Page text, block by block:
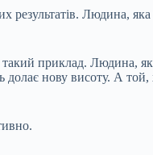
результатів. Людина,
приклад. Людина,
долає нову висоту. А